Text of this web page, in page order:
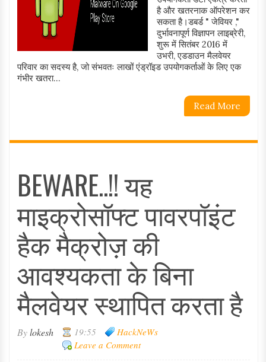
है और खतरनाक ऑपरेशन कर
सकता है।डबर्ड " जेवियर ,"
दुर्भावनापूर्ण विज्ञापन लाइब्रेरी,
शुरू में सितंबर 2016 में
उभरी, एडडाउन मैलवेयर
परिवार का सदस्य है, जो संभवतः लाखों एंड्रॉइड उपयोगकर्ताओं के लिए एक
गंभीर खतरा...
Read More
BEWARE..!! यह
माइक्रोसॉफ्ट पावरपॉइंट
हैक मैक्रोज़ की
आवश्यकता के बिना
मैलवेयर स्थापित करता है
Bylokesh 19:55
HackNeWs
Leave a Comment